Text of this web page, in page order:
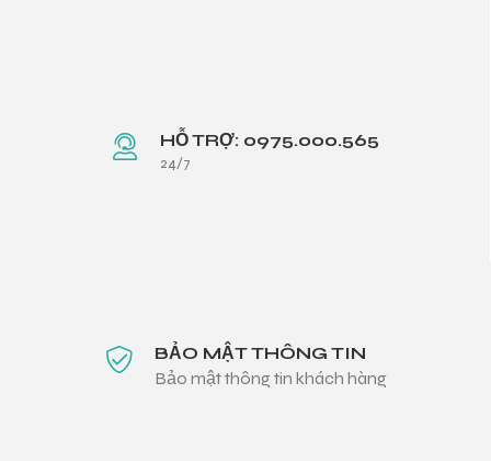
HỖ TRỢ: 0975.000.565
24/7
BẢO MẬT THÔNG TIN
Bảo mật thông tin khách hàng